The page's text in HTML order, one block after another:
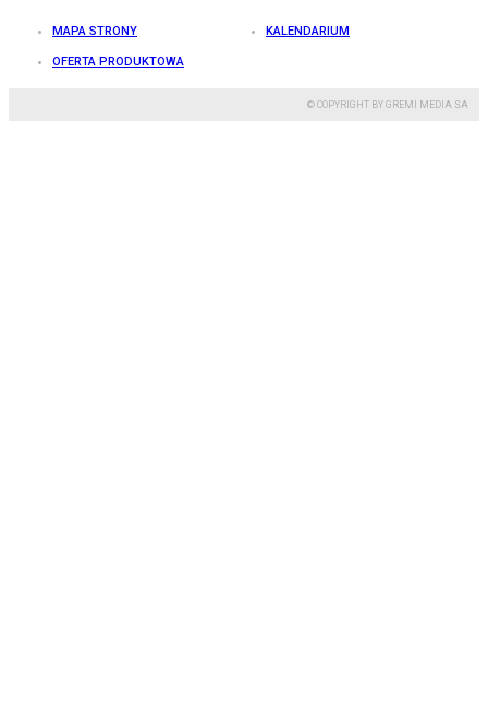
MAPA STRONY KALENDARIUM
OFERTA PRODUKTOWA
© COPYRIGHT BY GREMI MEDIA SA